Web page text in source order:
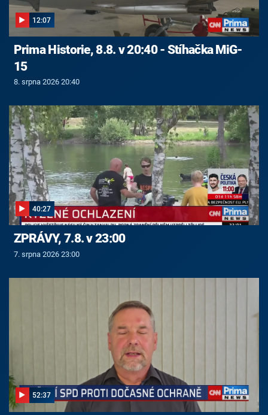
12:07
Prima Historie, 8.8. v 20:40 - Stíhačka MiG-
15
8. srpna 2026 20:40
40:27
ZPRÁVY, 7.8. v 23:00
7. srpna 2026 23:00
52:37